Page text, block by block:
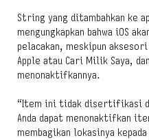
String yang ditambahkan ke
mengungkapkan bahwa iOS
pelacakan, meskipun
Apple atau Cari Milik Saya,
menonaktifkannya.
“Item ini tidak disertifikasi di
Anda dapat menonaktifkan
membagikan lokasinya